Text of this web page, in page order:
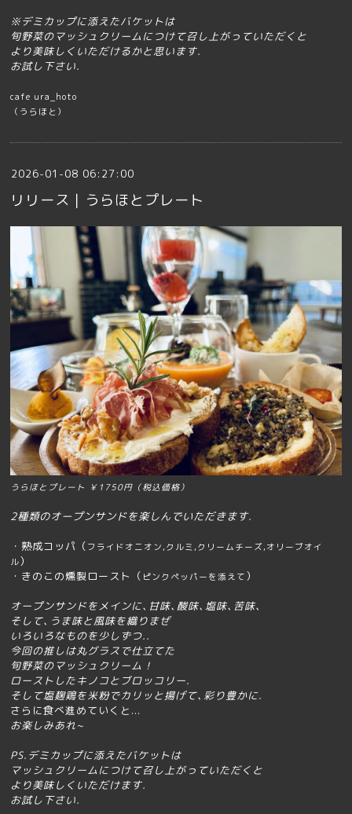
※デミカップに添えたバケットは
旬野菜のマッシュクリームにつけて召し上がっていただくと
より美味しくいただけるかと思います.
お試し下さい.
cafe ura_hoto
（うらほと）
2026-01-08 06:27:00
リリース｜うらほとプレート
うらほとプレート ￥1750円（税込価格）
2種類のオープンサンドを楽しんでいただきます.
・熟成コッパ （ フライドオニオン,クルミ,クリームチーズ,オリーブオイ
ル）
・きのこの燻製ロースト（ ピンクペッパーを添えて ）
オープンサンドをメインに､甘味､酸味､塩味､苦味､
そして､うま味と風味を織りまぜ
いろいろなものを少しずつ..
今回の推しは丸グラスで仕立てた
旬野菜のマッシュクリーム !
ローストしたキノコとブロッコリー.
そして塩麹鶏を米粉でカリッと揚げて､ 彩り豊かに.
さらに食べ進めていくと...
お楽しみあれ~
PS.デミカップに添えたバケットは
マッシュクリームにつけて召し上がっていただくと
より美味しくいただけます.
お試し下さい.